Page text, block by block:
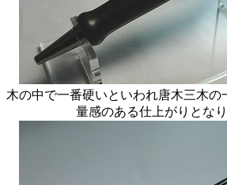
木の中で一番硬いといわれ唐木三木の
量感のある仕上がりとなり